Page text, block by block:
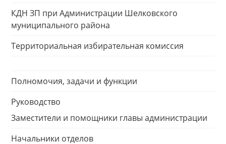
КДН ЗП при Администрации Шелковского
муниципального района
Территориальная избирательная комиссия
Полномочия, задачи и функции
Руководство
Заместители и помощники главы администрации
Начальники отделов